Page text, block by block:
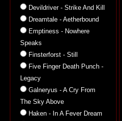
Devildriver - Strike And Kill
Dreamtale - Aetherbound
Emptiness - Nowhere
Speaks
Finsterforst - Still
Five Finger Death Punch -
Legacy
Galneryus - A Cry From
The Sky Above
Haken - In A Fever Dream